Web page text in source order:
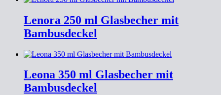
Lenora 250 ml Glasbecher mit
Bambusdeckel
Leona 350 ml Glasbecher mit
Bambusdeckel